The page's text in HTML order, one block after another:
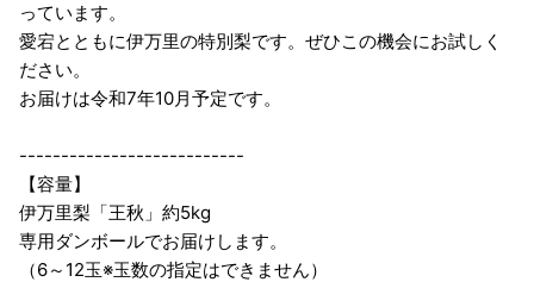
っています。
愛宕とともに伊万里の特別梨です。ぜひこの機会にお試しく
ださい。
お届けは令和7年10月予定です。
---------------------------
【容量】
伊万里梨「王秋」約5kg
専用ダンボールでお届けします。
（6～12玉※玉数の指定はできません）